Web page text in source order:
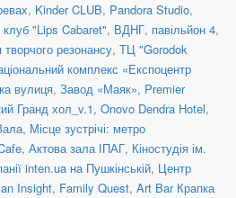
, Kinder CLUB, Pandora Studio,
клуб "Lips Cabaret", ВДНГ, павільйон 4,
творчого резонансу, ТЦ "Gorodok
комплекс «Експоцентр
вулиця, Завод «Маяк», Premier
Гранд хол_v.1, Onovo Dendra Hotel,
, Місце зустрічі: метро
, Актова зала ІПАГ, Кіностудія ім.
inten.ua на Пушкінській, Центр
Insight, Family Quest, Art Bar Крапка